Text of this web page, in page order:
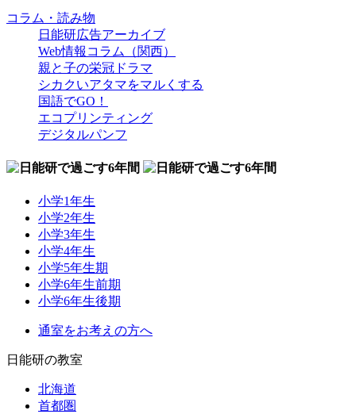
コラム・読み物
日能研広告アーカイブ
Web情報コラム（関西）
親と子の栄冠ドラマ
シカクいアタマをマルくする
国語でGO！
エコプリンティング
デジタルパンフ
小学1年生
小学2年生
小学3年生
小学4年生
小学5年生期
小学6年生前期
小学6年生後期
通室をお考えの方へ
日能研の教室
北海道
首都圏